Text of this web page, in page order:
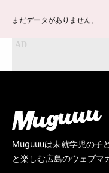
まだデータがありません。
Muguuuは未就学児の子
と楽しむ広島のウェブマ